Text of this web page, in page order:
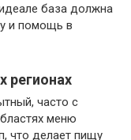
база должна
и помощь в
регионах
часто с
меню
что делает пищу